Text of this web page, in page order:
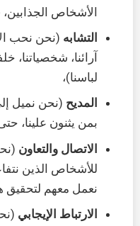
الأشخاص الجذابين،
التشابه (نحن نحب
آرائنا، شخصياتنا،
لباسنا)،
المديح (نحن نميل
بمن يثنون علينا،
الاتصال والتعاون
للأشخاص الذين
نعمل معهم
الارتباط الإيجابي